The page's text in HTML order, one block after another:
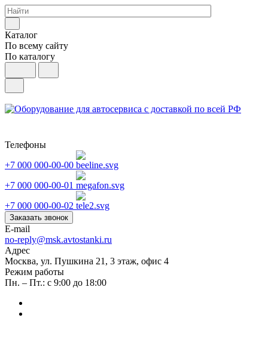
Каталог
По всему сайту
По каталогу
Телефоны
+7 000 000-00-00
+7 000 000-00-01
+7 000 000-00-02
Заказать звонок
E-mail
no-reply@msk.avtostanki.ru
Адрес
Москва, ул. Пушкина 21, 3 этаж, офис 4
Режим работы
Пн. – Пт.: с 9:00 до 18:00